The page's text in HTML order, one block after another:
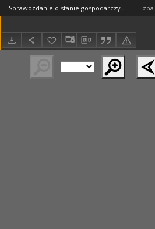
Sprawozdanie o stanie gospodarczym rzemiosła w okręgu Poznańskiej Izby Rzemieślniczej na rok 1931.